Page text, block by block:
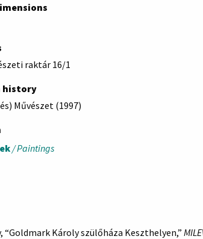
raktár 16/1
history
Művészet (1997)
/ Paintings
“Goldmark Károly szülőháza Keszthelyen,”